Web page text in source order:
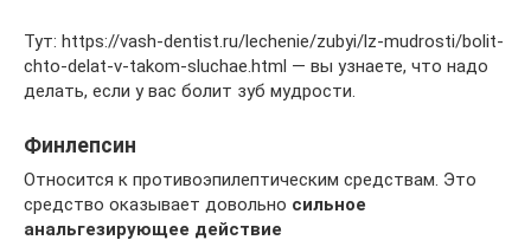
Тут: https://vash-dentist.ru/lechenie/zubyi/lz-mudrosti/bolit-
chto-delat-v-takom-sluchae.html — вы узнаете, что надо
делать, если у вас болит зуб мудрости.
Финлепсин
Относится к противоэпилептическим средствам. Это
средство оказывает довольно сильное
анальгезирующее действие